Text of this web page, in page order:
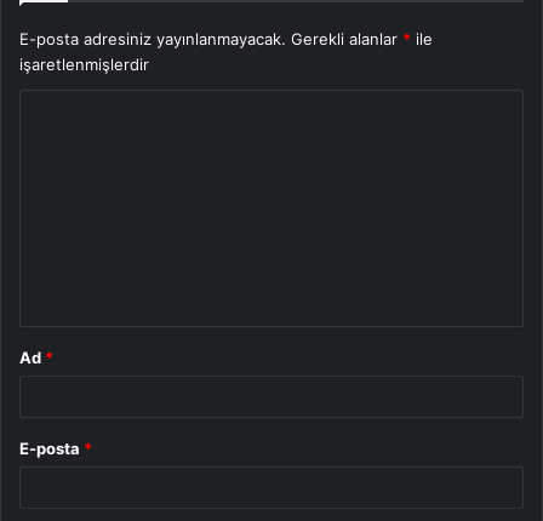
E-posta adresiniz yayınlanmayacak. Gerekli alanlar * ile
işaretlenmişlerdir
Ad *
E-posta *